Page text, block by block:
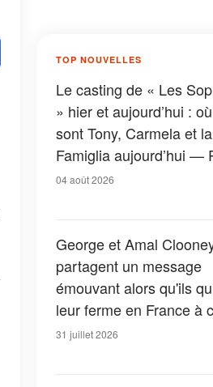
TOP NOUVELLES
Le casting de « Les
» hier et aujourd’hui :
sont Tony, Carmela et la
Famiglia aujourd’hui —
04 août 2026
George et Amal
partagent un message
émouvant alors qu'ils
leur ferme en France à
des feux de forêt — Tous
31 juillet 2026